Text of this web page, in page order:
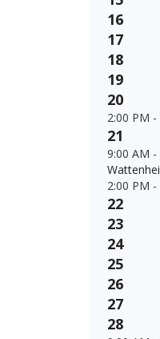
16
17
18
19
20
2:00 PM -
21
9:00 AM -
2:00 PM -
22
23
24
25
26
27
28